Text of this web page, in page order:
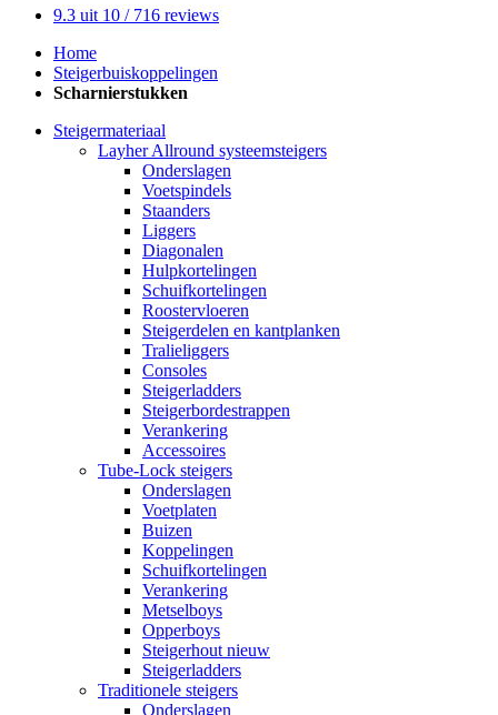
9.3 uit 10 / 716 reviews
Home
Steigerbuiskoppelingen
Scharnierstukken
Steigermateriaal
Layher Allround systeemsteigers
Onderslagen
Voetspindels
Staanders
Liggers
Diagonalen
Hulpkortelingen
Schuifkortelingen
Roostervloeren
Steigerdelen en kantplanken
Tralieliggers
Consoles
Steigerladders
Steigerbordestrappen
Verankering
Accessoires
Tube-Lock steigers
Onderslagen
Voetplaten
Buizen
Koppelingen
Schuifkortelingen
Verankering
Metselboys
Opperboys
Steigerhout nieuw
Steigerladders
Traditionele steigers
Onderslagen